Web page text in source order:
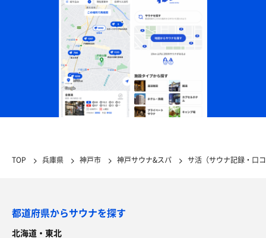
TOP 兵庫県 神戸市 神戸サウナ&スパ サ活（サウナ記録・口
都道府県からサウナを探す
北海道・東北